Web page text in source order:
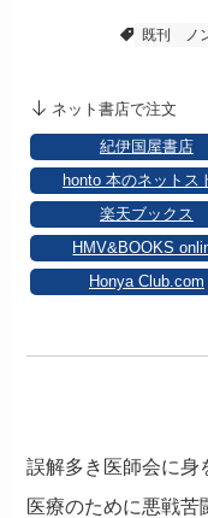
既刊 ノ
ネット書店で注文
紀伊国屋書店
honto 本のネットス
楽天ブックス
HMV&BOOKS
Honya Club.com
誤解多き医師会に身
医療のために悪戦苦